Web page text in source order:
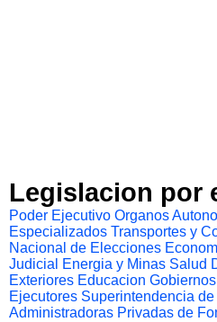
Legislacion por
Poder Ejecutivo Organos
Especializados Transportes y
Nacional de Elecciones
Judicial
Energia y Minas Salud
Exteriores Educacion
Ejecutores Superintendencia
Administradoras Privadas de